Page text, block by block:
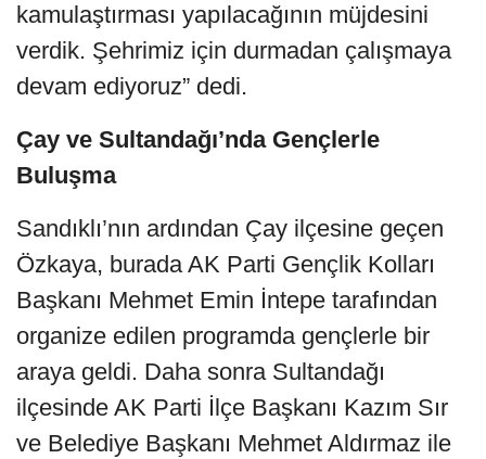
kamulaştırması yapılacağının müjdesini
verdik. Şehrimiz için durmadan çalışmaya
devam ediyoruz” dedi.
Çay ve Sultandağı’nda Gençlerle
Buluşma
Sandıklı’nın ardından Çay ilçesine geçen
Özkaya, burada AK Parti Gençlik Kolları
Başkanı Mehmet Emin İntepe tarafından
organize edilen programda gençlerle bir
araya geldi. Daha sonra Sultandağı
ilçesinde AK Parti İlçe Başkanı Kazım Sır
ve Belediye Başkanı Mehmet Aldırmaz ile